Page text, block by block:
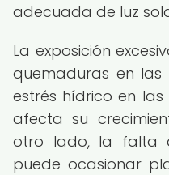
adecuada de luz
La exposición
quemaduras en las
estrés hídrico en
afecta su
otro lado, la falta
puede ocasionar